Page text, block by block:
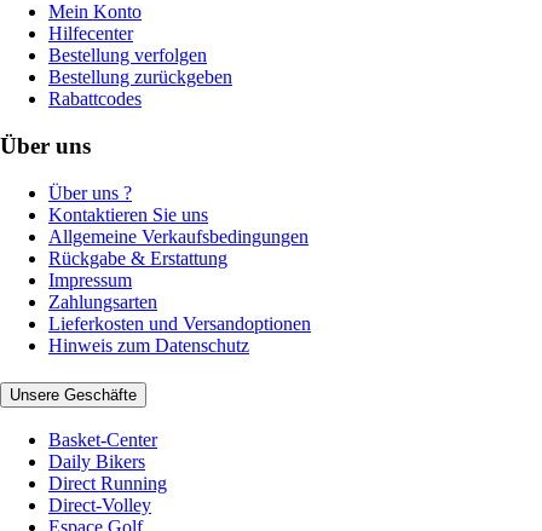
Mein Konto
Hilfecenter
Bestellung verfolgen
Bestellung zurückgeben
Rabattcodes
Über uns
Über uns ?
Kontaktieren Sie uns
Allgemeine Verkaufsbedingungen
Rückgabe & Erstattung
Impressum
Zahlungsarten
Lieferkosten und Versandoptionen
Hinweis zum Datenschutz
Unsere Geschäfte
Basket-Center
Daily Bikers
Direct Running
Direct-Volley